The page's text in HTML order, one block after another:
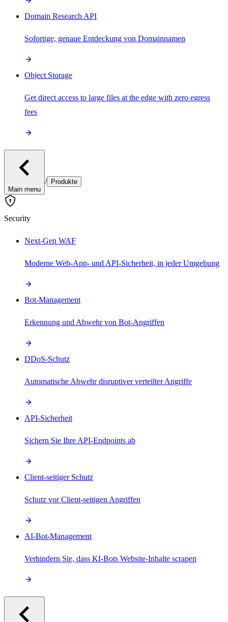
Domain Research API
Sofortige, genaue Entdeckung von Domainnamen
Object Storage
Get direct access to large files at the edge with zero egress
fees
Main menu
/ Produkte
Security
Next-Gen WAF
Moderne Web-App- und API-Sicherheit, in jeder Umgebung
Bot-Management
Erkennung und Abwehr von Bot-Angriffen
DDoS-Schutz
Automatische Abwehr disruptiver verteilter Angriffe
API-Sicherheit
Sichern Sie Ihre API-Endpoints ab
Client-seitiger Schutz
Schutz vor Client-seitigen Angriffen
AI-Bot-Management
Verhindern Sie, dass KI-Bots Website-Inhalte scrapen